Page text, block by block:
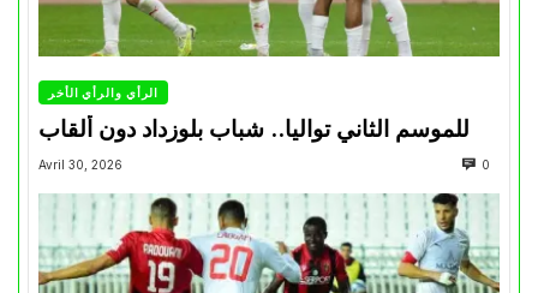
الرأي والرأي الأخر
للموسم الثاني تواليا.. شباب بلوزداد دون ألقاب
Avril 30, 2026 0